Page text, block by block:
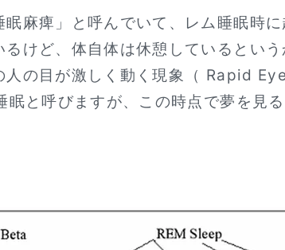
眠麻痺」と呼んでいて、レム睡眠時
けど、体自体は休憩しているとい
人の目が激しく動く現象（ Rapid
眠と呼びますが、この時点で夢を見